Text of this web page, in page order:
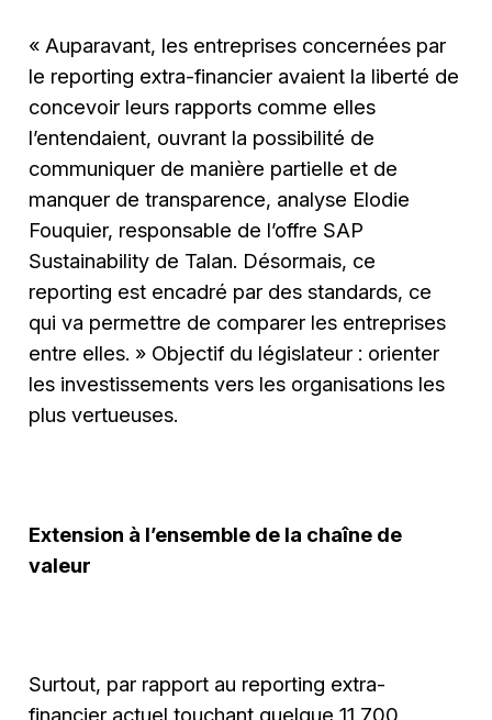
« Auparavant, les entreprises concernées par
le reporting extra-financier avaient la liberté de
concevoir leurs rapports comme elles
l’entendaient, ouvrant la possibilité de
communiquer de manière partielle et de
manquer de transparence, analyse Elodie
Fouquier, responsable de l’offre SAP
Sustainability de Talan. Désormais, ce
reporting est encadré par des standards, ce
qui va permettre de comparer les entreprises
entre elles. » Objectif du législateur : orienter
les investissements vers les organisations les
plus vertueuses.
Extension à l’ensemble de la chaîne de
valeur
Surtout, par rapport au reporting extra-
financier actuel touchant quelque 11 700